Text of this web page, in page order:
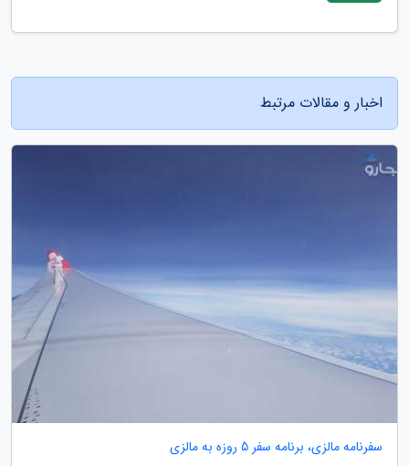
اخبار و مقالات مرتبط
سفرنامه مالزی، برنامه سفر 5 روزه به مالزی